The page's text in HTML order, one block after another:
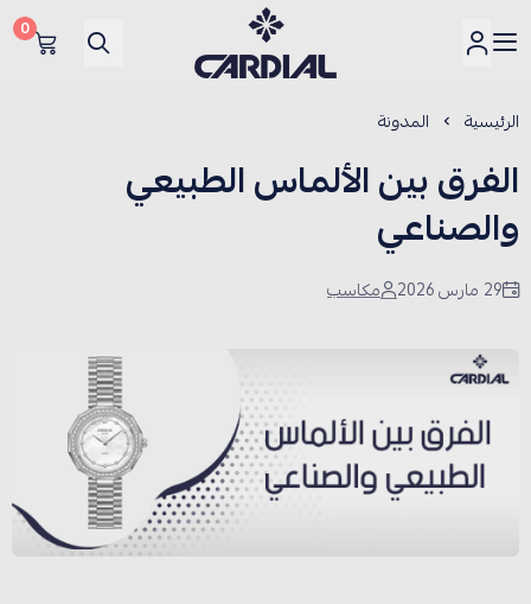
كارديــال
0
الرئيسية المدونة
الفرق بين الألماس الطبيعي
والصناعي
29 مارس 2026 مكاسب